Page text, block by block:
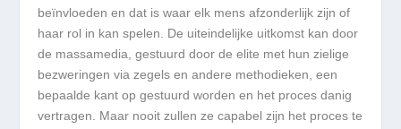
beïnvloeden en dat is waar elk mens afzonderlijk zijn of
haar rol in kan spelen. De uiteindelijke uitkomst kan door
de massamedia, gestuurd door de elite met hun zielige
bezweringen via zegels en andere methodieken, een
bepaalde kant op gestuurd worden en het proces danig
vertragen. Maar nooit zullen ze capabel zijn het proces te